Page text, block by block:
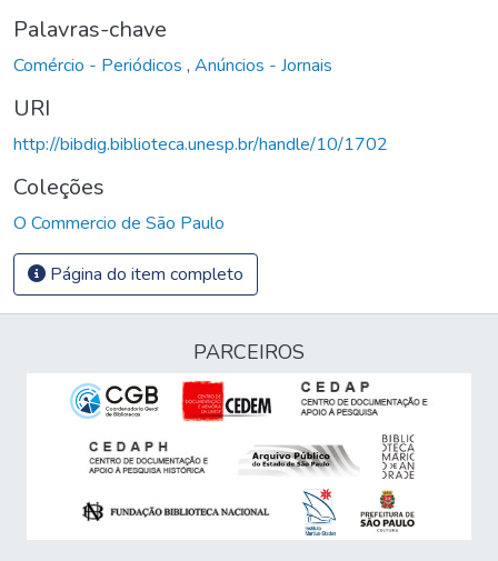
Palavras-chave
Comércio - Periódicos , Anúncios - Jornais
URI
http://bibdig.biblioteca.unesp.br/handle/10/1702
Coleções
O Commercio de São Paulo
Página do item completo
PARCEIROS